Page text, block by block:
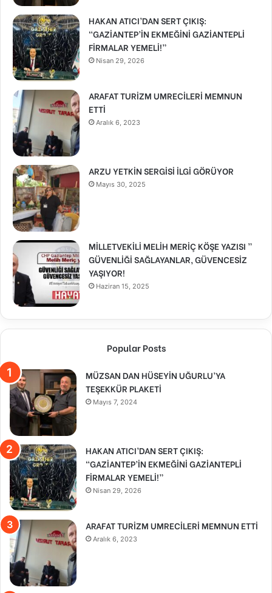
HAKAN ATICI’DAN SERT ÇIKIŞ:
“GAZİANTEP’İN EKMEĞİNİ GAZİANTEPLİ
FİRMALAR YEMELİ!”
Nisan 29, 2026
ARAFAT TURİZM UMRECİLERİ MEMNUN
ETTİ
Aralık 6, 2023
ARZU YETKİN SERGİSİ İLGİ GÖRÜYOR
Mayıs 30, 2025
MİLLETVEKİLİ MELİH MERİÇ KÖŞE YAZISI ”
GÜVENLİĞİ SAĞLAYANLAR, GÜVENCESİZ
YAŞIYOR!
Haziran 15, 2025
Popular Posts
MÜZSAN DAN HÜSEYİN UĞURLU’YA
TEŞEKKÜR PLAKETİ
Mayıs 7, 2024
HAKAN ATICI’DAN SERT ÇIKIŞ:
“GAZİANTEP’İN EKMEĞİNİ GAZİANTEPLİ
FİRMALAR YEMELİ!”
Nisan 29, 2026
ARAFAT TURİZM UMRECİLERİ MEMNUN ETTİ
Aralık 6, 2023